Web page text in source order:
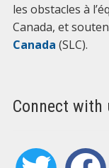
Connect with
twitter facebook
les obstacles à
Canada, et
Canada (SLC).